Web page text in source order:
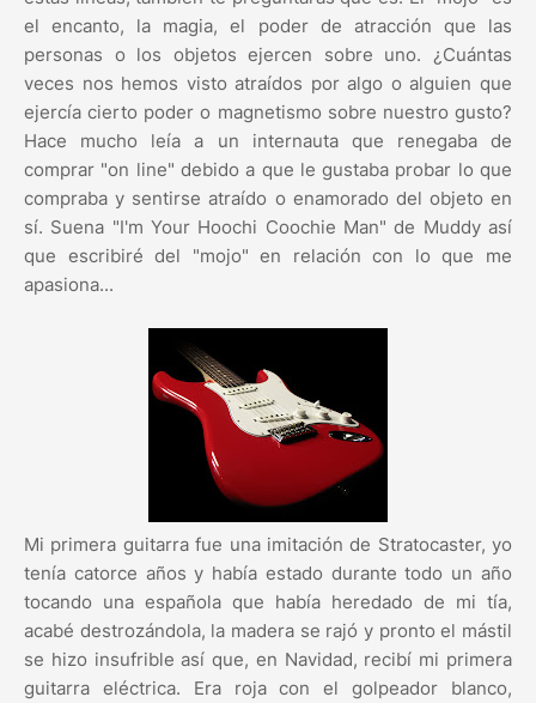
el encanto, la magia, el poder de atracción que las
personas o los objetos ejercen sobre uno. ¿Cuántas
veces nos hemos visto atraídos por algo o alguien que
ejercía cierto poder o magnetismo sobre nuestro gusto?
Hace mucho leía a un internauta que renegaba de
comprar "on line" debido a que le gustaba probar lo que
compraba y sentirse atraído o enamorado del objeto en
sí. Suena "I'm Your Hoochi Coochie Man" de Muddy así
que escribiré del "mojo" en relación con lo que me
apasiona...
Mi primera guitarra fue una imitación de Stratocaster, yo
tenía catorce años y había estado durante todo un año
tocando una española que había heredado de mi tía,
acabé destrozándola, la madera se rajó y pronto el mástil
se hizo insufrible así que, en Navidad, recibí mi primera
guitarra eléctrica. Era roja con el golpeador blanco,